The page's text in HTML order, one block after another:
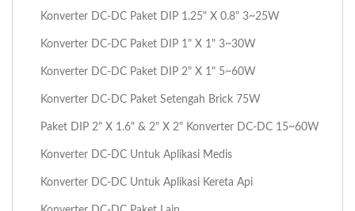
Konverter DC-DC Paket DIP 1.25" X 0.8" 3~25W
Konverter DC-DC Paket DIP 1" X 1" 3~30W
Konverter DC-DC Paket DIP 2" X 1" 5~60W
Konverter DC-DC Paket Setengah Brick 75W
Paket DIP 2" X 1.6" & 2" X 2" Konverter DC-DC 15~60W
Konverter DC-DC Untuk Aplikasi Medis
Konverter DC-DC Untuk Aplikasi Kereta Api